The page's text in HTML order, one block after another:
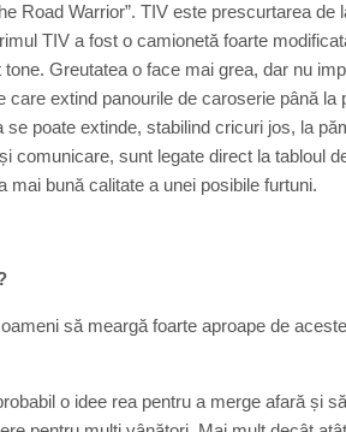
Road Warrior”. TIV este prescurtarea de
TIV a fost o camionetă foarte
Greutatea o face mai grea, dar nu
care extind panourile de caroserie până
poate extinde, stabilind cricuri jos, la
comunicare, sunt legate direct la tabloul
mai bună calitate a unei posibile furtuni.
să meargă foarte aproape de
o idee rea pentru a merge afară și